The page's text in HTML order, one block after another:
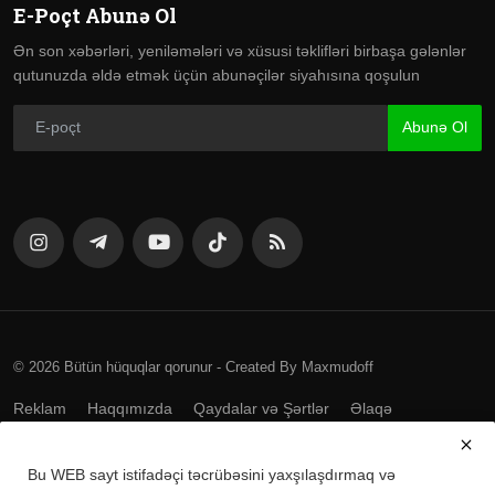
E-Poçt Abunə Ol
Ən son xəbərləri, yeniləmələri və xüsusi təklifləri birbaşa gələnlər
qutunuzda əldə etmək üçün abunəçilər siyahısına qoşulun
Abunə Ol
© 2026 Bütün hüquqlar qorunur - Created By Maxmudoff
Reklam Haqqımızda Qaydalar və Şərtlər Əlaqə
Bu WEB sayt istifadəçi təcrübəsini yaxşılaşdırmaq və